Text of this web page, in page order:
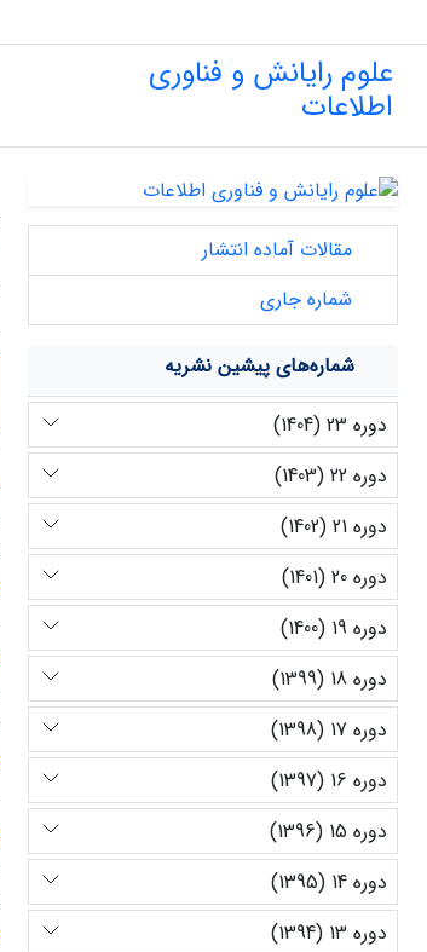
علوم رایانش و فناوری
اطلاعات
مقالات آماده انتشار
شماره جاری
شماره‌های پیشین نشریه
دوره 23 (1404)
دوره 22 (1403)
دوره 21 (1402)
دوره 20 (1401)
دوره 19 (1400)
دوره 18 (1399)
دوره 17 (1398)
دوره 16 (1397)
دوره 15 (1396)
دوره 14 (1395)
دوره 13 (1394)